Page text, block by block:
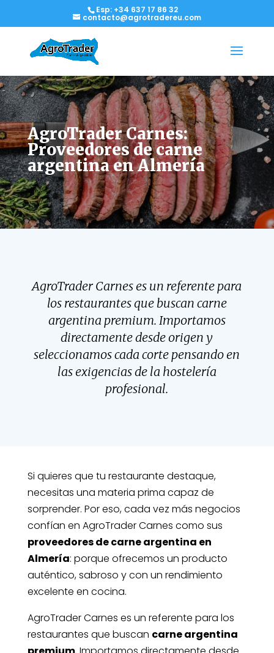
Esp: +34 637 17 86 32
contacto@agrotradereu.com
AgroTrader Carnes:
Proveedores de carne
argentina en Almería
AgroTrader Carnes es un referente para
los restaurantes que buscan carne
argentina premium. Importamos
directamente desde origen y
seleccionamos cada corte pensando en
las exigencias de la hostelería
profesional.
Si quieres que tu restaurante destaque,
necesitas una materia prima capaz de
sorprender. Por eso, cada vez más negocios
confían en AgroTrader Carnes como sus
proveedores de carne argentina en
Almería: porque ofrecemos un producto
auténtico, sabroso y con un rendimiento
excelente en cocina.
AgroTrader Carnes es un referente para los
restaurantes que buscan carne argentina